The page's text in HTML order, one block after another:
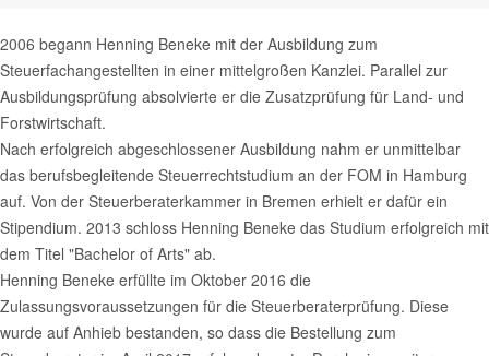
2006 begann Henning Beneke mit der Ausbildung zum
Steuerfachangestellten in einer mittelgroßen Kanzlei. Parallel zur
Ausbildungsprüfung absolvierte er die Zusatzprüfung für Land- und
Forstwirtschaft.
Nach erfolgreich abgeschlossener Ausbildung nahm er unmittelbar
das berufsbegleitende Steuerrechtstudium an der FOM in Hamburg
auf. Von der Steuerberaterkammer in Bremen erhielt er dafür ein
Stipendium. 2013 schloss Henning Beneke das Studium erfolgreich mit
dem Titel "Bachelor of Arts" ab.
Henning Beneke erfüllte im Oktober 2016 die
Zulassungsvoraussetzungen für die Steuerberaterprüfung. Diese
wurde auf Anhieb bestanden, so dass die Bestellung zum